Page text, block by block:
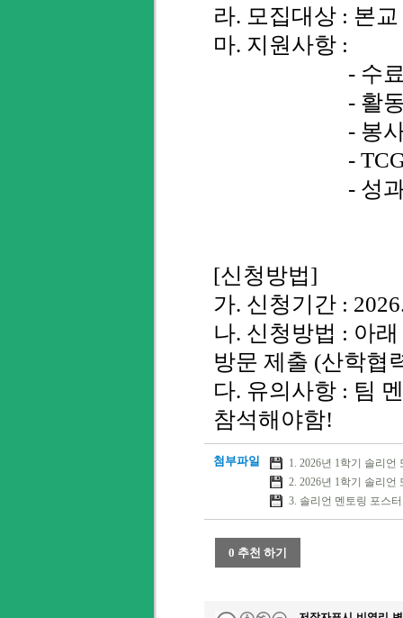
라. 모집대상 : 본
마. 지원사항 :
- 수료증 발
- 활동비 지
- 봉사시간
- TCGS 역
- 성과공유회
[신청방법]
가. 신청기간 :
나. 신청방법 : 아
방문 제출 (산학협
다. 유의사항 : 팀
참석해야함!
첨부파일
1. 2026년 1학기 솔리
2. 2026년 1학기 솔리언
3. 솔리언 멘토링 포스
0 추천 하기